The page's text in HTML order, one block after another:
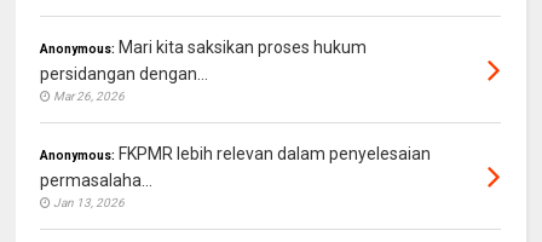
Anonymous: Mari kita saksikan proses hukum
persidangan dengan...
Mar 26, 2026
Anonymous: FKPMR lebih relevan dalam penyelesaian
permasalaha...
Jan 13, 2026